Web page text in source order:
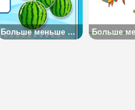
Больше меньше или равно